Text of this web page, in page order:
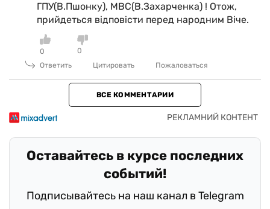
ГПУ(В.Пшонку), МВС(В.Захарченка) ! Отож,
прийдеться відповісти перед народним Віче.
0
0
Ответить
Цитировать Пожаловаться
ВСЕ КОММЕНТАРИИ
Оставайтесь в курсе последних
событий!
Подписывайтесь на наш канал в Telegram